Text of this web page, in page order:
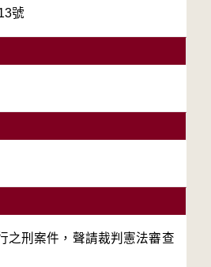
號
之刑案件，聲請裁判憲法審查